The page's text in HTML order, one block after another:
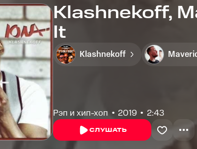
Klashnekoff,
It
Klashnekoff
Рэп и хип-хоп 2019 2:43
СЛУШАТЬ